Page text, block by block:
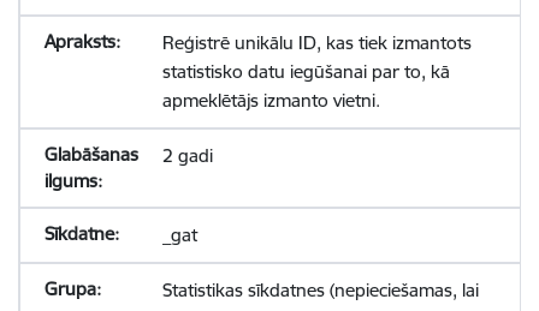
Reģistrē unikālu ID, kas tiek izmantots
statistisko datu iegūšanai par to, kā
apmeklētājs izmanto vietni.
2 gadi
_gat
Statistikas sīkdatnes (nepieciešamas, lai